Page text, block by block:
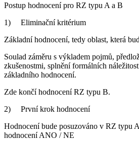
Postup hodnocení pro RZ typu A a B
1) Eliminační kritérium
Základní hodnocení, tedy oblast, která
Soulad záměru s výkladem pojmů,
zkušenostmi, splnění formálních
základního hodnocení.
Zde končí hodnocení RZ typu B.
2) První krok hodnocení
Hodnocení bude posuzováno v RZ typu
hodnocení ANO / NE